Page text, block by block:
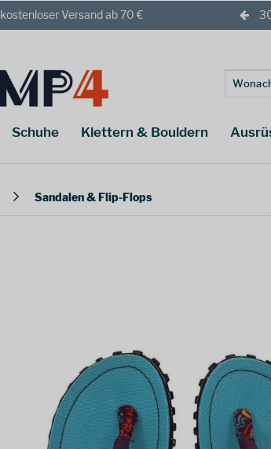
kostenloser Versand ab 70 €
Schuhe Klettern & Bouldern
Sandalen & Flip-Flops